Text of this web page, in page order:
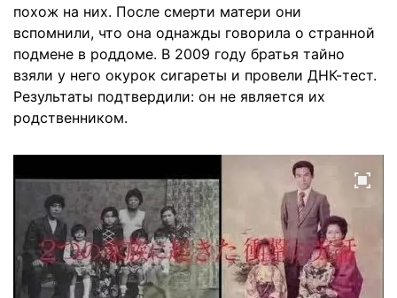
похож на них. После смерти матери они
вспомнили, что она однажды говорила о странной
подмене в роддоме. В 2009 году братья тайно
взяли у него окурок сигареты и провели ДНК-тест.
Результаты подтвердили: он не является их
родственником.